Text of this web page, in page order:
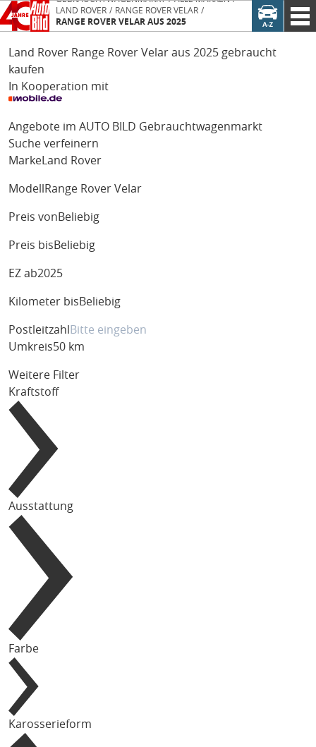
LAND ROVER
RANGE ROVER VELAR
RANGE ROVER VELAR AUS 2025
Land Rover Range Rover Velar aus 2025 gebraucht
kaufen
In Kooperation mit
Angebote im AUTO BILD Gebrauchtwagenmarkt
Suche verfeinern
MarkeLand Rover
Modell Range Rover Velar
Preis von Beliebig
Preis bis Beliebig
EZ ab2025
Kilometer bis Beliebig
Postleitzahl
Umkreis50 km
Weitere Filter
Kraftstoff
Ausstattung
Farbe
Karosserieform